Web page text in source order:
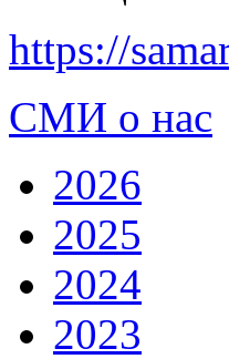
https://
СМИ о нас
2026
2025
2024
2023